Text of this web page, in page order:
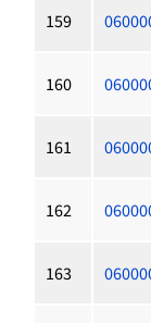
159
160
161
162
163